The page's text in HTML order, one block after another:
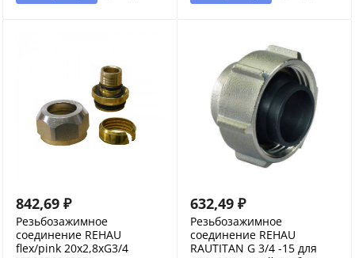
842,69 ₽
Резьбозажимное
соединение REHAU
flex/pink 20х2,8xG3/4
632,49 ₽
Резьбозажимное
соединение REHAU
RAUTITAN G 3/4 -15 для